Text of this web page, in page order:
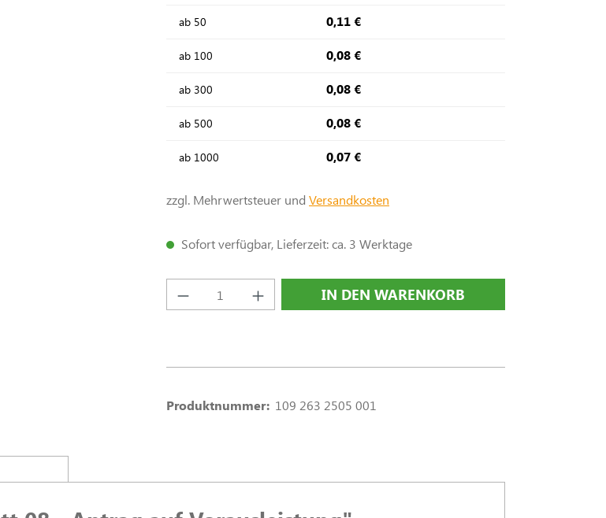
ab 50 0,11 €
ab 100 0,08 €
ab 300 0,08 €
ab 500 0,08 €
ab 1000 0,07 €
zzgl. Mehrwertsteuer und Versandkosten
Sofort verfügbar, Lieferzeit: ca. 3 Werktage
Produkt Anzahl: Gib den gewünschten Wert ein
IN DEN WARENKORB
Produktnummer: 109 263 2505 001